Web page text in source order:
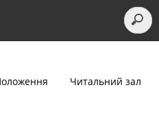
Читальний зал